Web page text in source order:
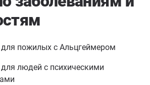
пожилых с Альцгеймером
людей с психическими